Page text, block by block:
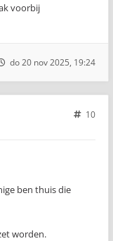
voorbij
do 20 nov 2025, 19:24
10
ben thuis die
worden.